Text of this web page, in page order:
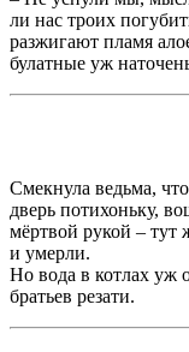
ли нас троих
разжигают пламя
булатные уж
Смекнула ведьма,
дверь потихоньку,
мёртвой рукой – тут
и умерли.
Но вода в котлах уж
братьев резати.